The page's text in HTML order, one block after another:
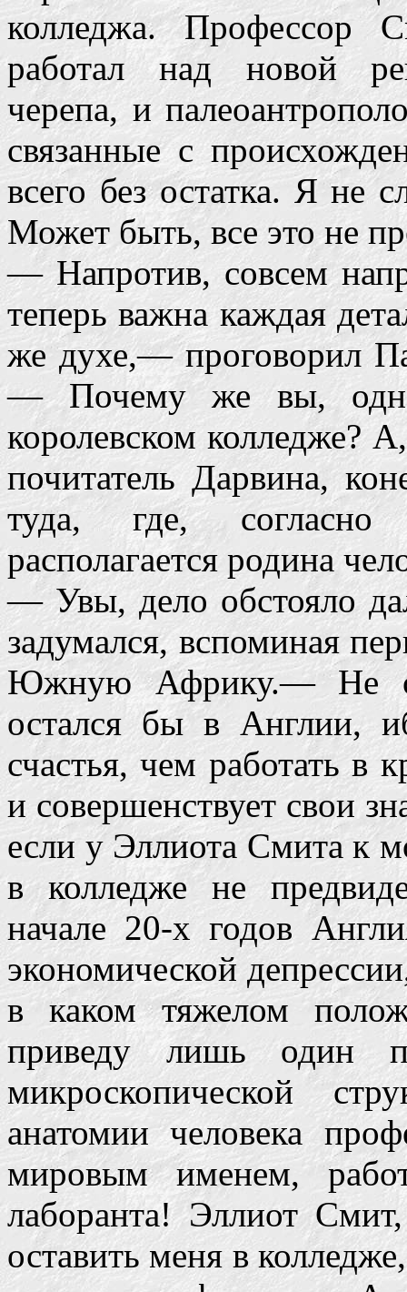
колледжа. Профессор
работал над новой
черепа, и
связанные с
всего без остатка. Я не
Может быть, все это не
— Напротив, совсем
теперь важна каждая
же духе,— проговорил
— Почему же вы,
королевском
почитатель Дарвина,
туда, где, согласно
располагается родина
— Увы, дело обстояло
задумался, вспоминая
Южную Африку.— Не
остался бы в Англии,
счастья, чем работать в
и совершенствует свои
если у Эллиота Смита к
в колледже не
начале 20-х годов
экономической
в каком тяжелом
приведу лишь один
микроскопической
анатомии человека
мировым именем,
лаборанта! Эллиот
оставить меня в